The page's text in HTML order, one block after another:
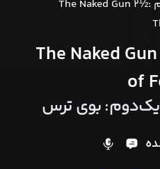
The Naked
of
یک‌دوم: بوی ترس